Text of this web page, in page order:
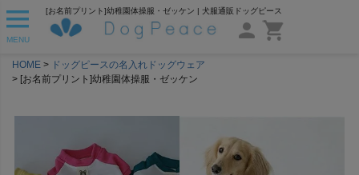
MENU
[お名前プリント]幼稚園体操服・ゼッケン | 犬服通販ドッグピース
HOME
ドッグピースの名入れドッグウェア
[お名前プリント]幼稚園体操服・ゼッケン